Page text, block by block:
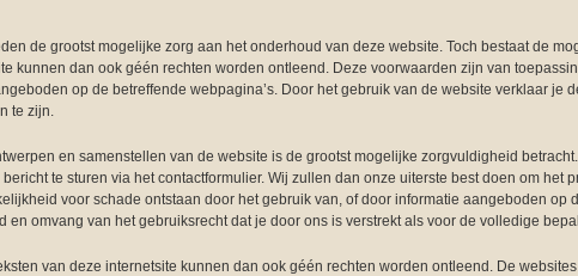
de grootst mogelijke zorg aan het onderhoud van deze website. Toch bestaat de
kunnen dan ook géén rechten worden ontleend. Deze voorwaarden zijn van
op de betreffende webpagina’s. Door het gebruik van de website verklaar
te zijn.
en samenstellen van de website is de grootst mogelijke zorgvuldigheid
te sturen via het contactformulier. Wij zullen dan onze uiterste best doen om
voor schade ontstaan door het gebruik van, of door informatie aangeboden
en omvang van het gebruiksrecht dat je door ons is verstrekt als voor de volledige
van deze internetsite kunnen dan ook géén rechten worden ontleend. De